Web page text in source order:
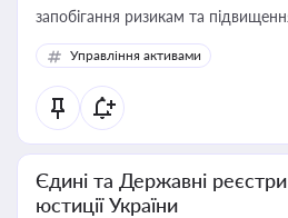
запобігання ризикам та
Управління активами
Єдині та Державні
юстиції України